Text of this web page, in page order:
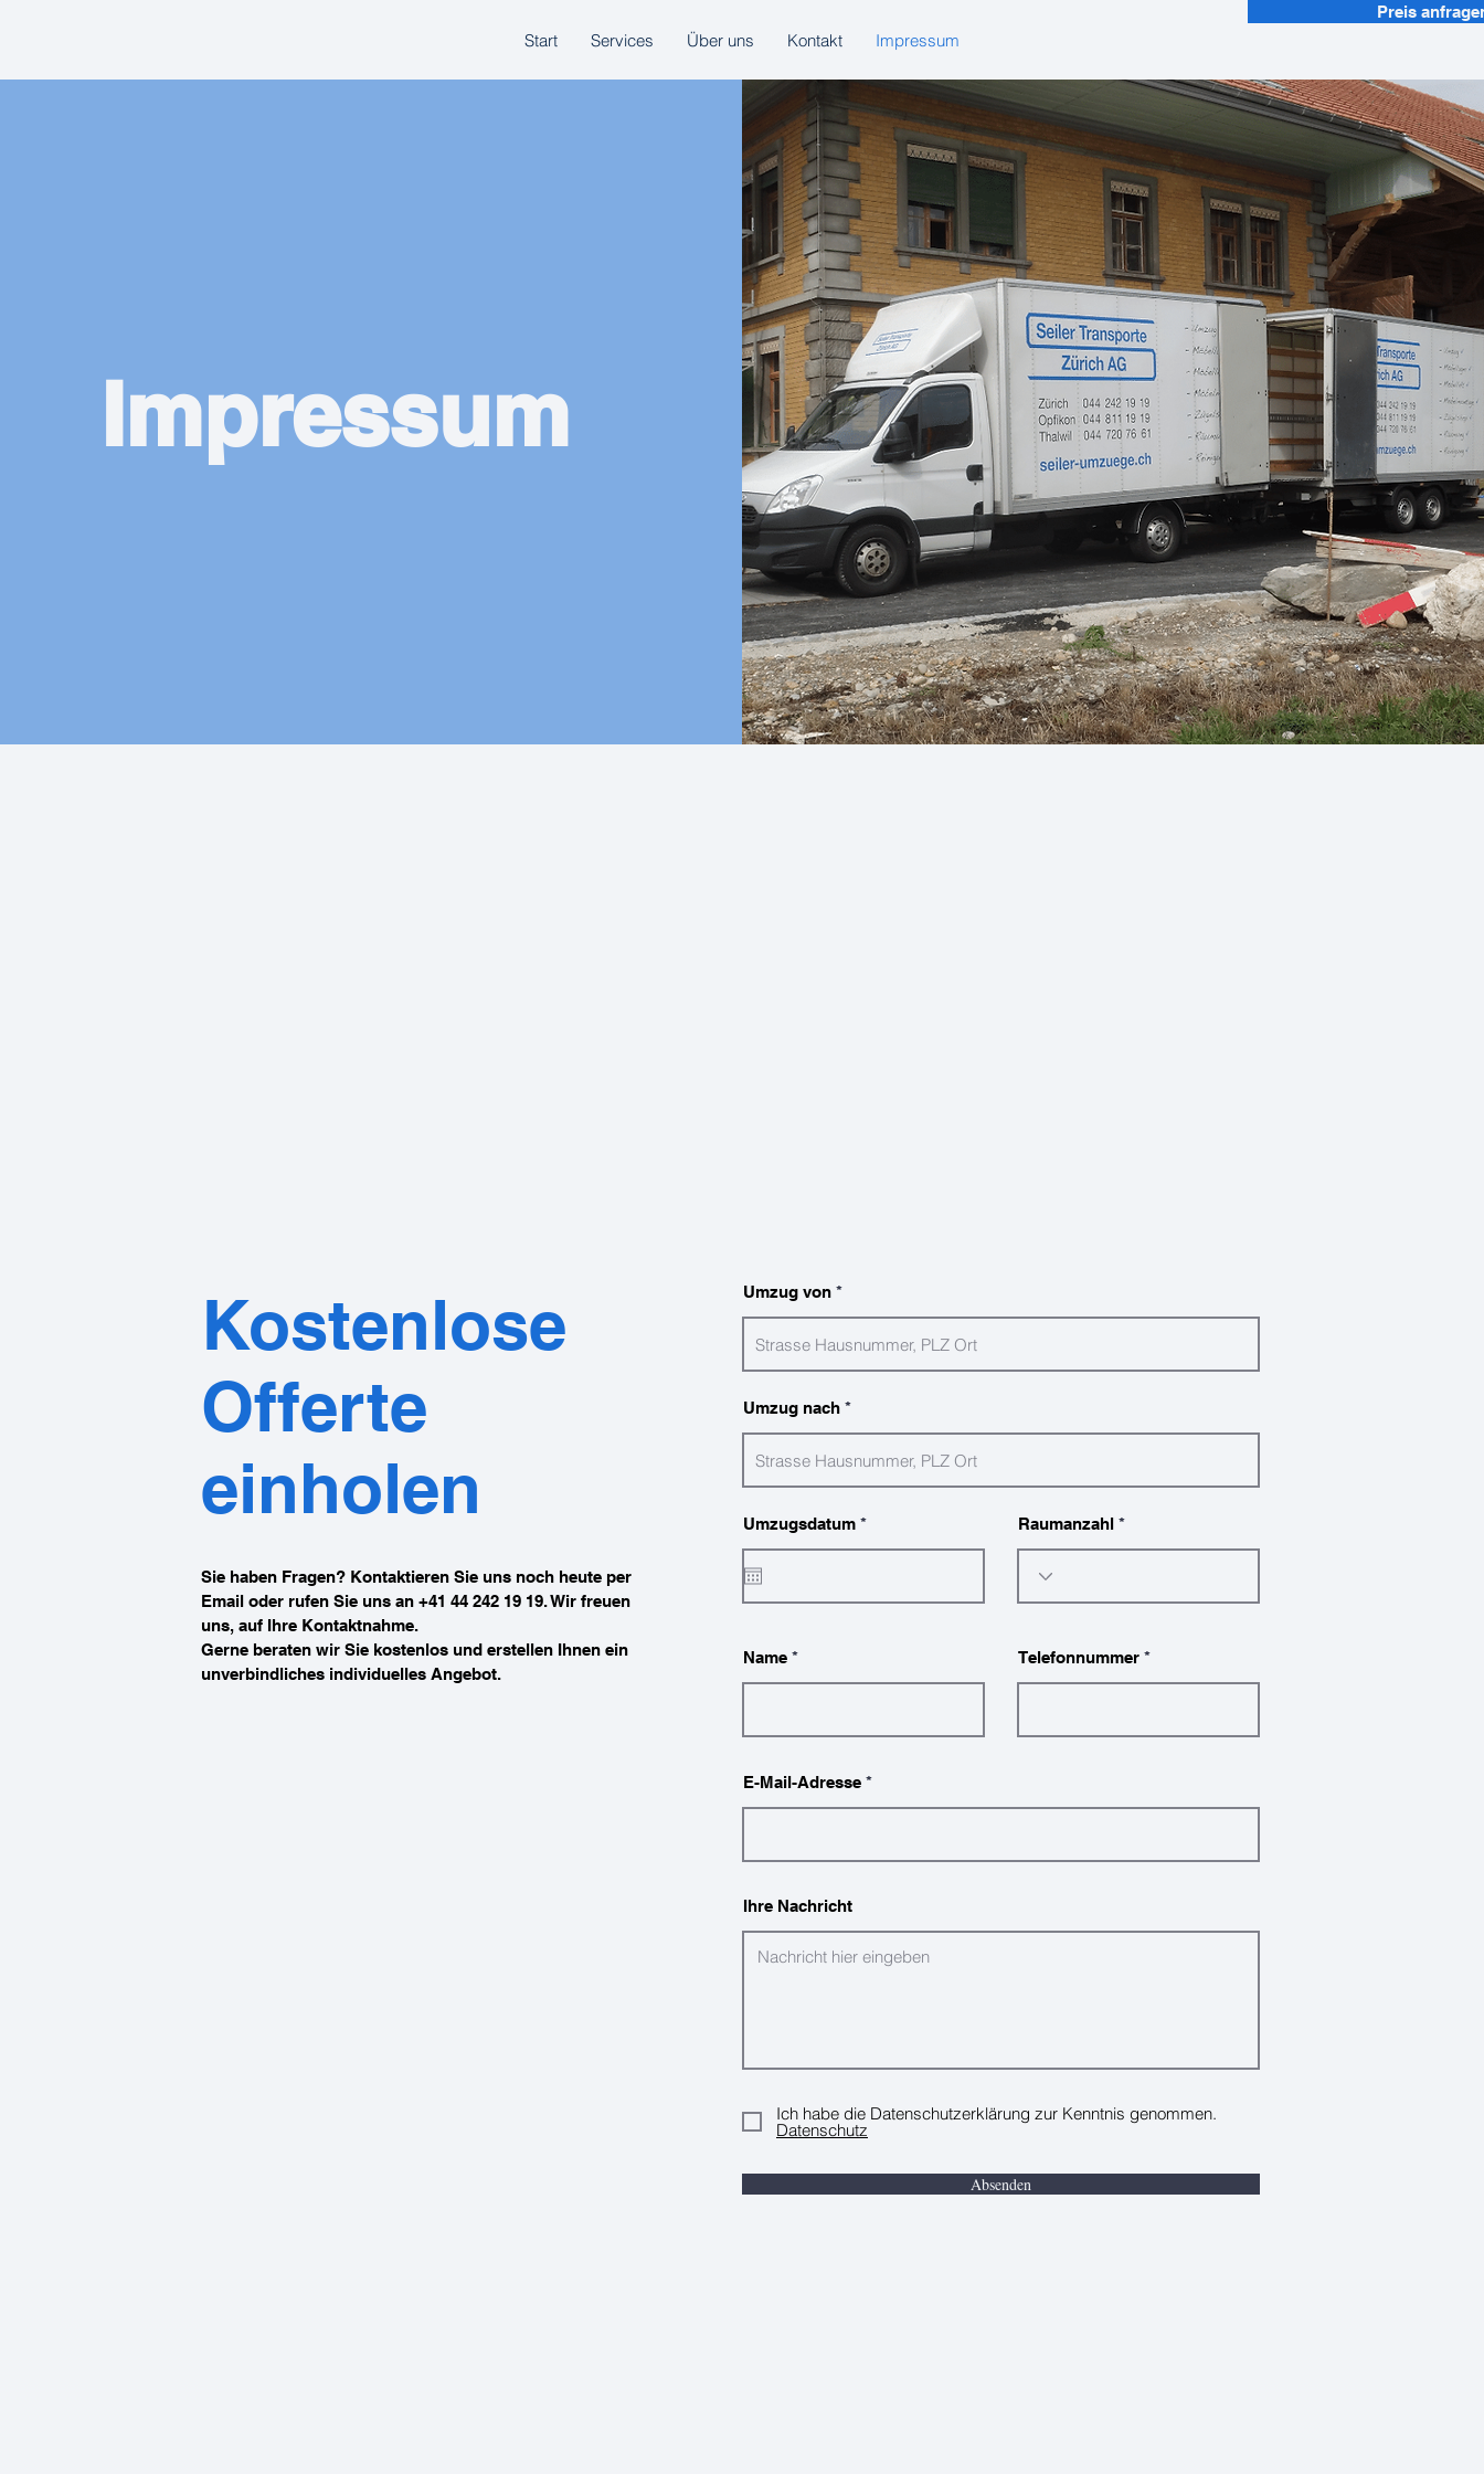
Start Services Über uns Kontakt Impressum
Preis
Impressum
Preis anfragen
Kostenlose
Offerte
einholen
Sie haben Fragen? Kontaktieren Sie uns noch heute per
Email oder rufen Sie uns an +41 44 242 19 19. Wir freuen
uns, auf Ihre Kontaktnahme.
Gerne beraten wir Sie kostenlos und erstellen Ihnen ein
unverbindliches individuelles Angebot.
Umzug von
Umzug nach
Umzugsdatum *r
q
r
Raumanzahl
Name Telefonnummer
E-Mail-Adresse
Ihre Nachricht
Ich habe die Datenschutzerklärung zur Kenntnis genommen.
Datenschutz
Absenden